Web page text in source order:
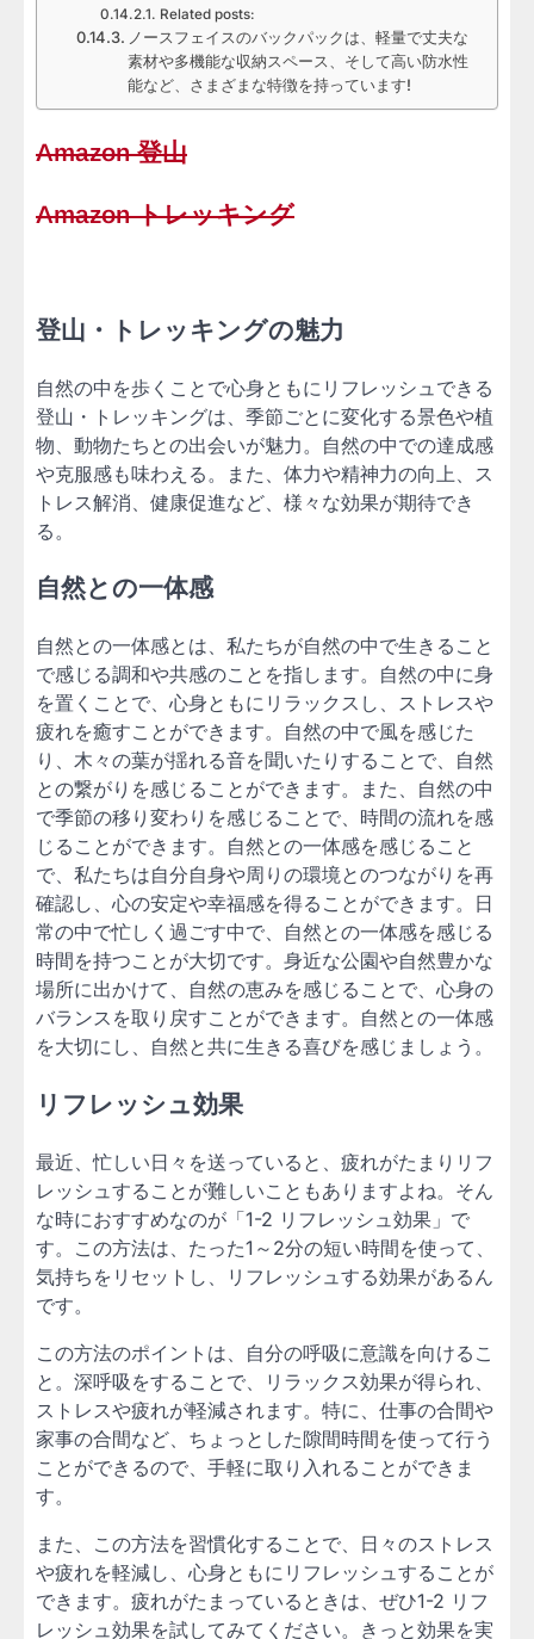
Related posts:
ノースフェイスのバックパックは、軽量で丈夫な
素材や多機能な収納スペース、そして高い防水性
能など、さまざまな特徴を持っています!
Amazon 登山
Amazon トレッキング
登山・トレッキングの魅力
自然の中を歩くことで心身ともにリフレッシュできる
登山・トレッキングは、季節ごとに変化する景色や植
物、動物たちとの出会いが魅力。自然の中での達成感
や克服感も味わえる。また、体力や精神力の向上、ス
トレス解消、健康促進など、様々な効果が期待でき
る。
自然との一体感
自然との一体感とは、私たちが自然の中で生きること
で感じる調和や共感のことを指します。自然の中に身
を置くことで、心身ともにリラックスし、ストレスや
疲れを癒すことができます。自然の中で風を感じた
り、木々の葉が揺れる音を聞いたりすることで、自然
との繋がりを感じることができます。また、自然の中
で季節の移り変わりを感じることで、時間の流れを感
じることができます。自然との一体感を感じること
で、私たちは自分自身や周りの環境とのつながりを再
確認し、心の安定や幸福感を得ることができます。日
常の中で忙しく過ごす中で、自然との一体感を感じる
時間を持つことが大切です。身近な公園や自然豊かな
場所に出かけて、自然の恵みを感じることで、心身の
バランスを取り戻すことができます。自然との一体感
を大切にし、自然と共に生きる喜びを感じましょう。
リフレッシュ効果
最近、忙しい日々を送っていると、疲れがたまりリフ
レッシュすることが難しいこともありますよね。そん
な時におすすめなのが「1-2 リフレッシュ効果」で
す。この方法は、たった1～2分の短い時間を使って、
気持ちをリセットし、リフレッシュする効果があるん
です。
この方法のポイントは、自分の呼吸に意識を向けるこ
と。深呼吸をすることで、リラックス効果が得られ、
ストレスや疲れが軽減されます。特に、仕事の合間や
家事の合間など、ちょっとした隙間時間を使って行う
ことができるので、手軽に取り入れることができま
す。
また、この方法を習慣化することで、日々のストレス
や疲れを軽減し、心身ともにリフレッシュすることが
できます。疲れがたまっているときは、ぜひ1-2 リフ
レッシュ効果を試してみてください。きっと効果を実